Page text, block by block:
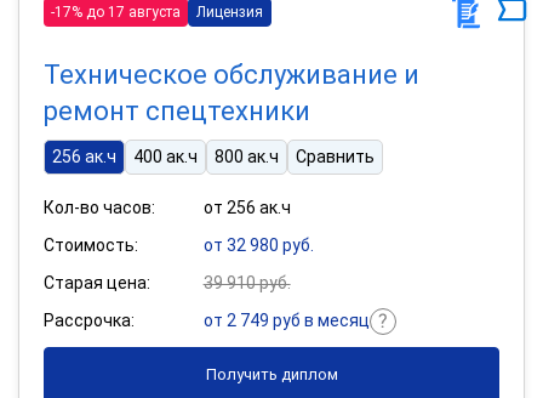
-17% до 17 августа Лицензия
Техническое обслуживание и
ремонт спецтехники
256 ак.ч 400 ак.ч 800 ак.ч Сравнить
Кол-во часов:
от 256 ак.ч
Стоимость:
от 32 980 руб.
Старая цена:
39 910 руб.
Рассрочка:
от 2 749 руб в месяц
Получить диплом